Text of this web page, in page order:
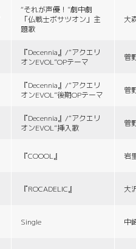
“それが声優！”劇中劇
「仏戦士ボサツオン」主
題歌
大
『Decennia』/“アクエリ
オンEVOL”OPテーマ
菅
『Decennia』/“アクエリ
オンEVOL”後期OPテーマ
菅
『Decennia』/“アクエリ
オンEVOL”挿入歌
菅
『COOOL』 岩
『ROCADELIC』 大
Single 中